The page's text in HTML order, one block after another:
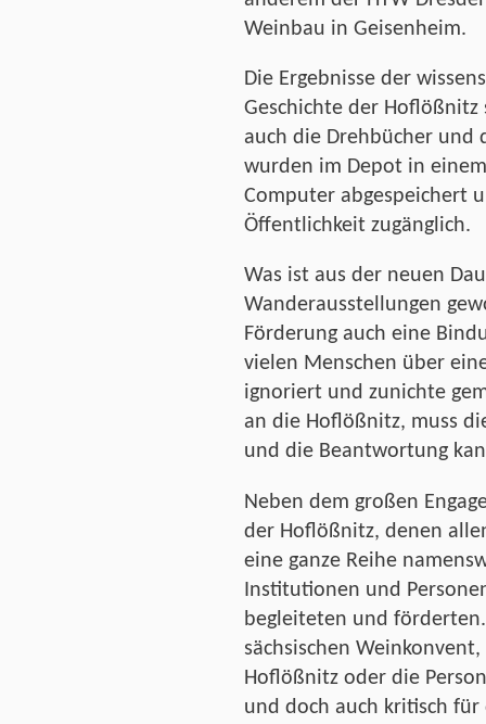
Weinbau in Geisenheim.
Die Ergebnisse der
Geschichte der Hoflößnitz
auch die Drehbücher und
wurden im Depot in
Computer abgespeichert
Öffentlichkeit zugänglich.
Was ist aus der neuen
Wanderausstellungen
Förderung auch eine
vielen Menschen über
ignoriert und zunichte
an die Hoflößnitz, muss
und die Beantwortung
Neben dem großen
der Hoflößnitz, denen
eine ganze Reihe
Institutionen und
begleiteten und
sächsischen
Hoflößnitz oder die
und doch auch kritisch